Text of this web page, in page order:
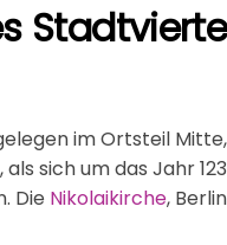
im Ortsteil
sich um das Jahr
Die Nikolaikirche,